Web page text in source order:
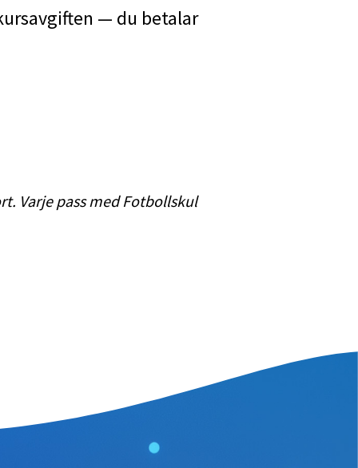
— du betalar
Varje pass med Fotbollskul